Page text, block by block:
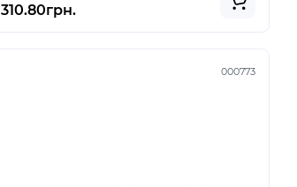
310.80грн.
000773